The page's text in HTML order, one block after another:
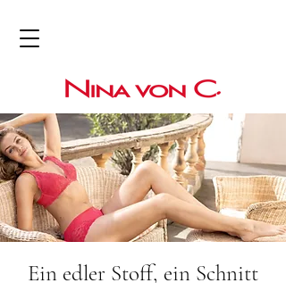
Ein edler Stoff, ein Schnitt